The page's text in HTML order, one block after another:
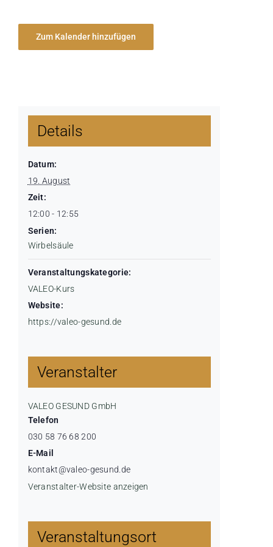
Zum Kalender hinzufügen
Details
Datum:
19. August
Zeit:
12:00 - 12:55
Serien:
Wirbelsäule
Veranstaltungskategorie:
VALEO-Kurs
Website:
https://valeo-gesund.de
Veranstalter
VALEO GESUND GmbH
Telefon
030 58 76 68 200
E-Mail
kontakt@valeo-gesund.de
Veranstalter-Website anzeigen
Veranstaltungsort